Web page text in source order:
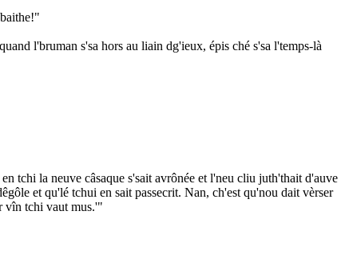
l'bruman s'sa hors au liain dg'ieux, épis ché s'sa l'temps-là
tchi la neuve câsaque s'sait avrônée et l'neu cliu juth'thait d'auve
et qu'lé tchui en sait passecrit. Nan, ch'est qu'nou dait vèrser
vîn tchi vaut mus.'"